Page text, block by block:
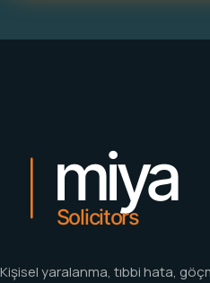
Kişisel yaralanma, tıbbi hata,